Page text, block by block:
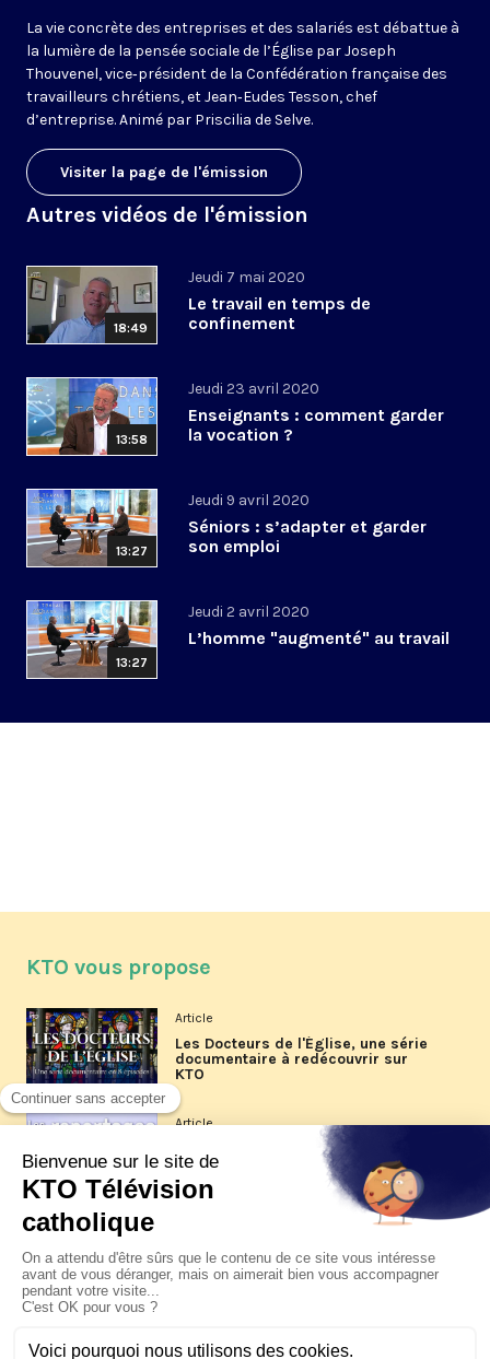
La vie concrète des entreprises et des salariés est débattue à
la lumière de la pensée sociale de l’Église par Joseph
Thouvenel, vice‑président de la Confédération française des
travailleurs chrétiens, et Jean‑Eudes Tesson, chef
d’entreprise. Animé par Priscilia de Selve.
Visiter la page de l'émission
Autres vidéos de l'émission
18:49
Jeudi 7 mai 2020
Le travail en temps de
confinement
13:58
Jeudi 23 avril 2020
Enseignants : comment garder
la vocation ?
13:27
Jeudi 9 avril 2020
Séniors : s’adapter et garder
son emploi
13:27
Jeudi 2 avril 2020
L’homme "augmenté" au travail
KTO vous propose
Article
Les Docteurs de l'Église, une série
documentaire à redécouvrir sur
KTO
Article
Les reportages d'été 2026 de KTO
La visite pastorale du pape Léon
XIV à Assise à suivre sur KTO le
jeudi 6 août
Le pape en Uruguay, Argentine et